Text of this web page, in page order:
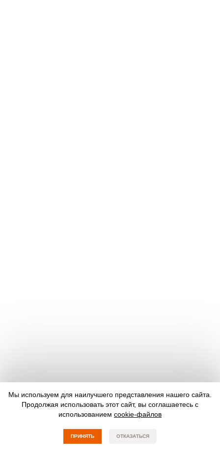
Мы используем для наилучшего представления нашего сайта.
Продолжая использовать этот сайт, вы соглашаетесь с
использованием cookie-файлов
ПРИНЯТЬ ОТКАЗАТЬСЯ